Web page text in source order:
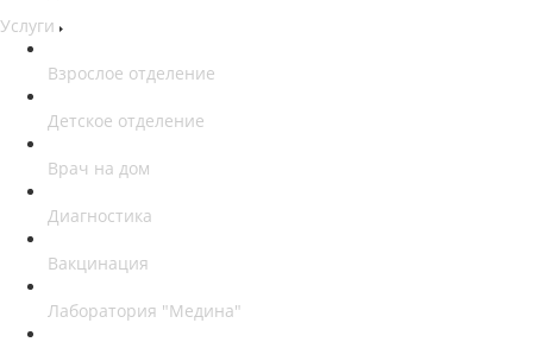
Услуги
Взрослое отделение
Детское отделение
Врач на дом
Диагностика
Вакцинация
Лаборатория "Медина"